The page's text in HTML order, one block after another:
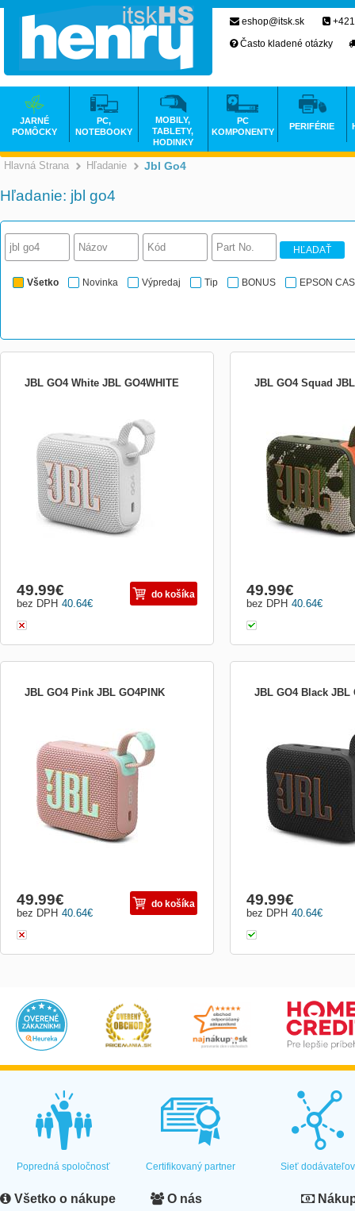
Hlavná Strana Hľadanie Jbl Go4
Hľadanie: jbl go4
HĽADAŤ
Všetko Novinka Výpredaj Tip BONUS EPSON
JBL GO4 White JBL GO4WHITE
Uchopte a choďte. Zoberte si veľký zvuk
JBL Pro, nech ste kdekoľvek. Odvážny,
farebný ultra-prenosný Bluetooth
reproduktor JBL Go 4 sa zmestí do dlane
a poskytuje čistý, hlasný zvuk JBL Pro s
bohatými a pútavými basmi. Jeho novo
prepracované integrovan...
40.64€
bez DPH
49.99€ do košíka
JBL GO4 Squad
Uchopte a choďte.
JBL Pro, nech ste
farebný ultra-prenosný
reproduktor JBL Go 4 sa
a poskytuje čistý, hlasný
bohatými a pútavými
prepracované
40.64€
bez DPH
49.99€
JBL GO4 Pink JBL GO4PINK
Uchopte a choďte. Zoberte si veľký zvuk
JBL Pro, nech ste kdekoľvek. Odvážny,
farebný ultra-prenosný Bluetooth
reproduktor JBL Go 4 sa zmestí do dlane
a poskytuje čistý, hlasný zvuk JBL Pro s
bohatými a pútavými basmi. Jeho novo
prepracované integrovan...
40.64€
bez DPH
49.99€ do košíka
JBL GO4 Black JBL
Uchopte a choďte.
JBL Pro, nech ste
farebný ultra-prenosný
reproduktor JBL Go 4 sa
a poskytuje čistý, hlasný
bohatými a pútavými
prepracované
40.64€
bez DPH
49.99€
eshop@itsk.sk
Často kladené otázky
JARNÉ
POMÔCKY
PC,
NOTEBOOKY
MOBILY,
TABLETY,
HODINKY
PC
KOMPONENTY
PERIFÉRIE
Popredná spoločnosť Certifikovaný partner Sieť dodávateľov
Všetko o nákupe O nás